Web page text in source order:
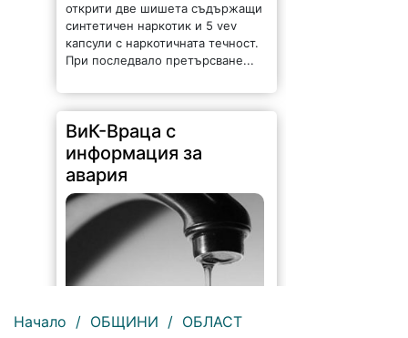
открити две шишета съдържащи
синтетичен наркотик и 5 vev
капсули с наркотичната течност.
При последвало претърсване...
ВиК-Враца с
информация за
авария
Начало / ОБЩИНИ / ОБЛАСТ